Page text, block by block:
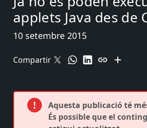
applets Java des de
10 setembre 2015
Compartir
Aquesta publicació té
És possible que el